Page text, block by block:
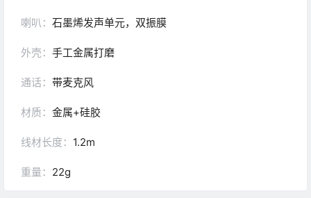
喇叭： 石墨烯发声单元，双振膜
外壳： 手工金属打磨
通话： 带麦克风
材质： 金属+硅胶
线材长度： 1.2m
重量： 22g